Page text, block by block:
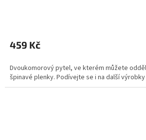
459 Kč
Dvoukomorový pytel, ve kterém můžete
špinavé plenky. Podívejte se i na další